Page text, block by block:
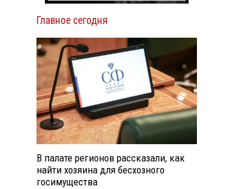
Главное сегодня
В палате регионов рассказали, как
найти хозяина для бесхозного
госимущества